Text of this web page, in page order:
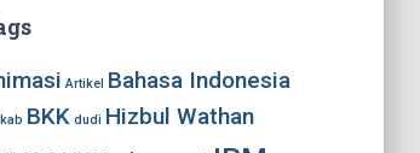
Artikel Bahasa Indonesia
BKK dudi Hizbul Wathan